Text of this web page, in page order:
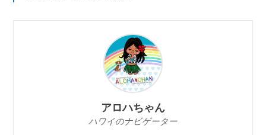
アロハちゃん
ハワイのナビゲーター